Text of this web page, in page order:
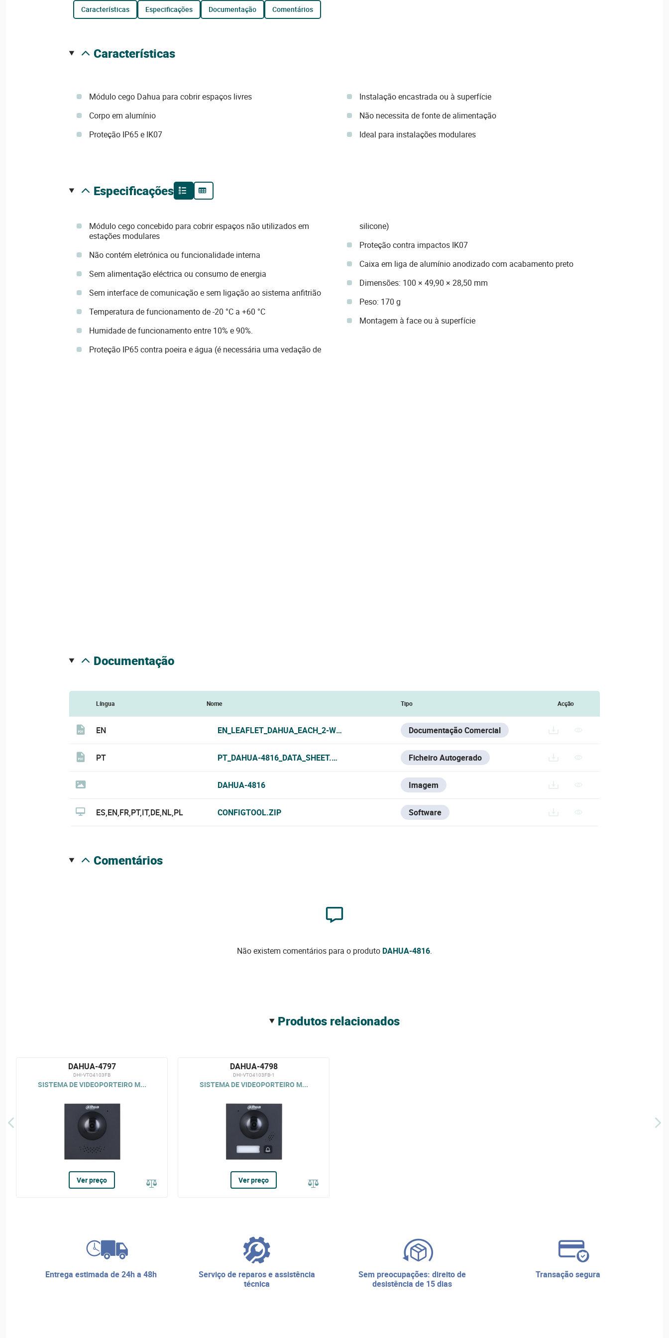
características especificações documentação comentários
características
Módulo cego Dahua para cobrir espaços livres
Corpo em alumínio
Proteção IP65 e IK07
Instalação encastrada ou à superfície
Não necessita de fonte de alimentação
Ideal para instalações modulares
especificações
Módulo cego concebido para cobrir espaços não utilizados em
estações modulares
Não contém eletrónica ou funcionalidade interna
Sem alimentação eléctrica ou consumo de energia
Sem interface de comunicação e sem ligação ao sistema anfitrião
Temperatura de funcionamento de -20 °C a +60 °C
Humidade de funcionamento entre 10% e 90%.
Proteção IP65 contra poeira e água (é necessária uma vedação de
silicone)
Proteção contra impactos IK07
Caixa em liga de alumínio anodizado com acabamento preto
Dimensões: 100 × 49,90 × 28,50 mm
Peso: 170 g
Montagem à face ou à superfície
documentação
Língua Nome Tipo Acção
EN EN_LEAFLET_DAHUA_EACH_2-WIRE_HYBRID_2024.PDFDocumentação Comercial
PT PT_DAHUA-4816_DATA_SHEET.PDF Ficheiro Autogerado
DAHUA-4816 Imagem
ES,EN,FR,PT,IT,DE,NL,PL CONFIGTOOL.ZIP Software
comentários
Não existem comentários para o produto DAHUA-4816.
produtos relacionados
DAHUA-4797
DHI-VTO4103FB
SISTEMA DE VIDEOPORTEIRO M...
Ver preço
DAHUA-4798
DHI-VTO4103FB-1
SISTEMA DE VIDEOPORTEIRO M...
Ver preço
entrega estimada de 24h a 48h
serviço de reparos e assistência
técnica
sem preocupações: direito de
desistência de 15 dias
transação segura